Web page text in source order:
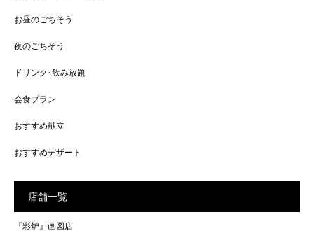
お昼のごちそう
夜のごちそう
ドリンク･飲み放題
会食プラン
おすすめ献立
おすすめデザート
店舗一覧
『彩炉』画図店